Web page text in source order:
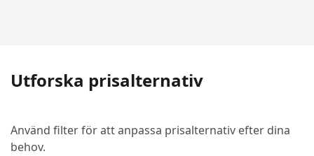
Utforska prisalternativ
Använd filter för att anpassa prisalternativ efter dina
behov.